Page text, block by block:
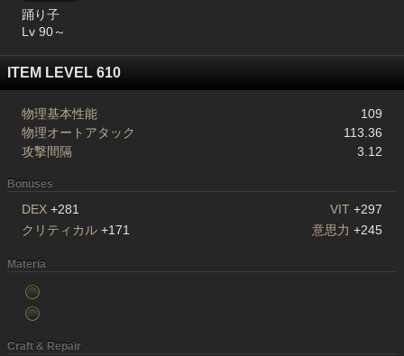
踊り子
Lv 90～
ITEM LEVEL 610
物理基本性能
109
物理オートアタック
113.36
攻撃間隔
3.12
Bonuses
DEX +281 VIT +297
クリティカル +171 意思力 +245
Materia
Craft & Repair